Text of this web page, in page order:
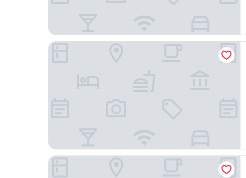
Hotel Aroha
Breeze Bay Hotel